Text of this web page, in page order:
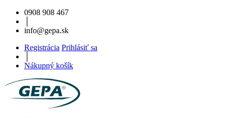
0908 908 467
info@gepa.sk
Registrácia Prihlásiť sa
Nákupný košík